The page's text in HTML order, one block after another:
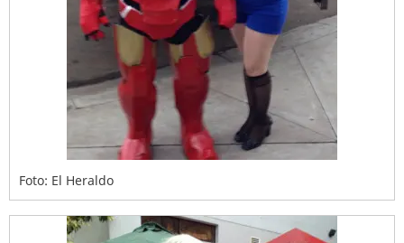
Foto: El Heraldo